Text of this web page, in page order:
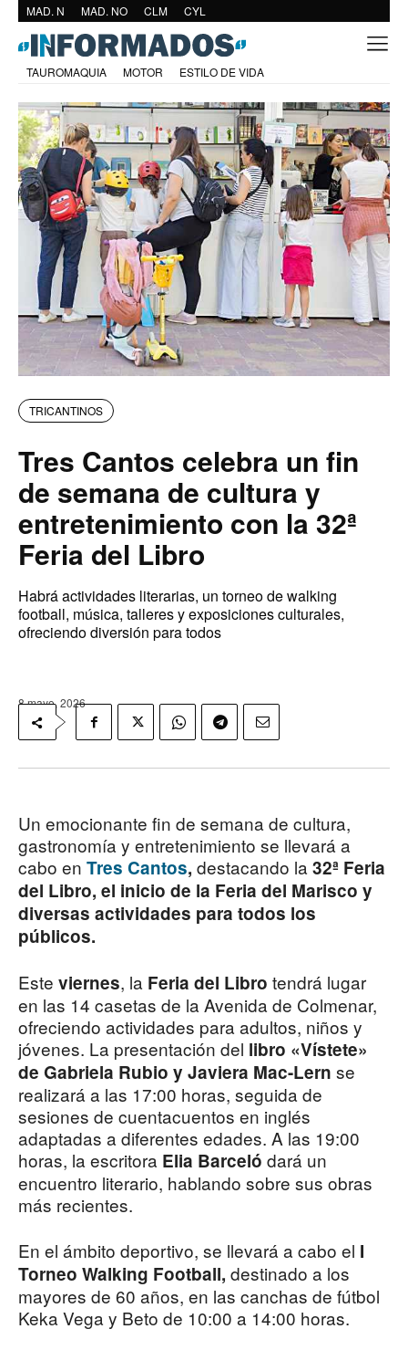
MAD. N MAD. NO CLM CYL
TAUROMAQUIA MOTOR ESTILO DE VIDA
TRICANTINOS
Tres Cantos celebra un fin
de semana de cultura y
entretenimiento con la 32ª
Feria del Libro
Habrá actividades literarias, un torneo de walking
football, música, talleres y exposiciones culturales,
ofreciendo diversión para todos
8 mayo, 2026
Un emocionante fin de semana de cultura,
gastronomía y entretenimiento se llevará a
cabo en Tres Cantos, destacando la 32ª Feria
del Libro, el inicio de la Feria del Marisco y
diversas actividades para todos los
públicos.
Este viernes, la Feria del Libro tendrá lugar
en las 14 casetas de la Avenida de Colmenar,
ofreciendo actividades para adultos, niños y
jóvenes. La presentación del libro «Vístete»
de Gabriela Rubio y Javiera Mac-Lern se
realizará a las 17:00 horas, seguida de
sesiones de cuentacuentos en inglés
adaptadas a diferentes edades. A las 19:00
horas, la escritora Elia Barceló dará un
encuentro literario, hablando sobre sus obras
más recientes.
En el ámbito deportivo, se llevará a cabo el I
Torneo Walking Football, destinado a los
mayores de 60 años, en las canchas de fútbol
Keka Vega y Beto de 10:00 a 14:00 horas.